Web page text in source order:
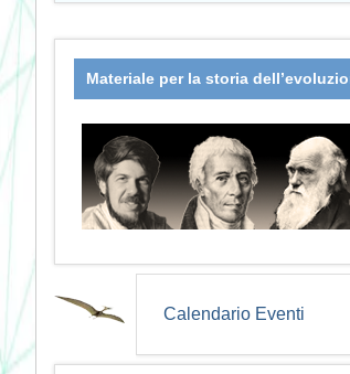
Materiale per la storia
Calendario Eventi